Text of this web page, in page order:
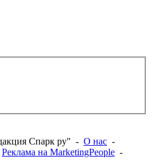
Спарк ру" - О нас -
Реклама на MarketingPeople -